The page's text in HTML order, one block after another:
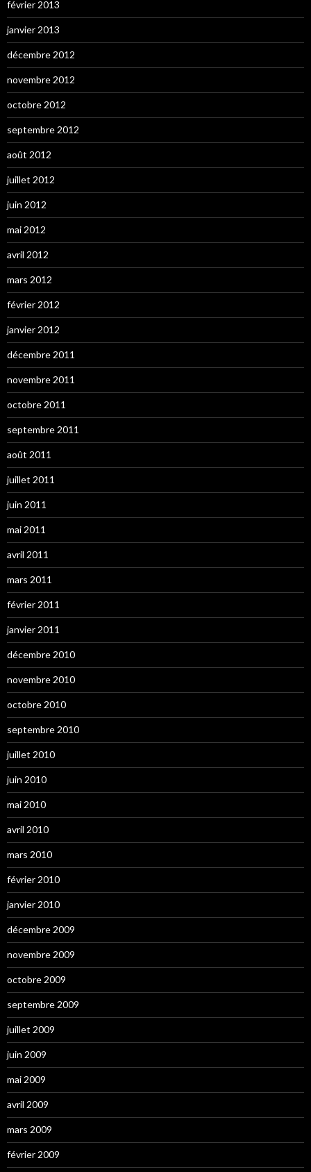
février 2013
janvier 2013
décembre 2012
novembre 2012
octobre 2012
septembre 2012
août 2012
juillet 2012
juin 2012
mai 2012
avril 2012
mars 2012
février 2012
janvier 2012
décembre 2011
novembre 2011
octobre 2011
septembre 2011
août 2011
juillet 2011
juin 2011
mai 2011
avril 2011
mars 2011
février 2011
janvier 2011
décembre 2010
novembre 2010
octobre 2010
septembre 2010
juillet 2010
juin 2010
mai 2010
avril 2010
mars 2010
février 2010
janvier 2010
décembre 2009
novembre 2009
octobre 2009
septembre 2009
juillet 2009
juin 2009
mai 2009
avril 2009
mars 2009
février 2009